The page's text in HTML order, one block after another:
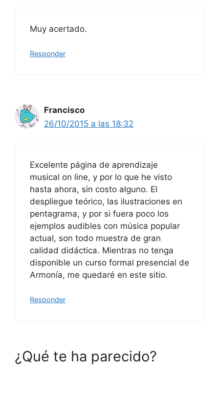
Muy acertado.
Responder
Francisco
26/10/2015 a las 18:32
Excelente página de aprendizaje
musical on line, y por lo que he visto
hasta ahora, sin costo alguno. El
despliegue teórico, las ilustraciones en
pentagrama, y por si fuera poco los
ejemplos audibles con música popular
actual, son todo muestra de gran
calidad didáctica. Mientras no tenga
disponible un curso formal presencial de
Armonía, me quedaré en este sitio.
Responder
¿Qué te ha parecido?